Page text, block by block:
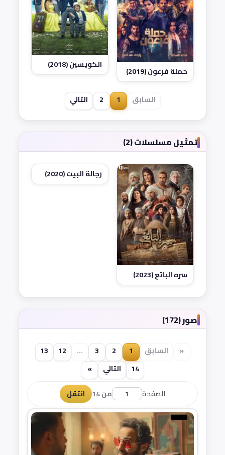
حملة فرعون (2019)
الكويسين (2018)
السابق 1
2 التالي
تمثيل مسلسلات (2)
سره الباتع (2023)
رجالة البيت (2020)
صور (172)
« السابق 1
2
3
...
12
13
14
التالي
»
الصفحة
من 14 انتقل